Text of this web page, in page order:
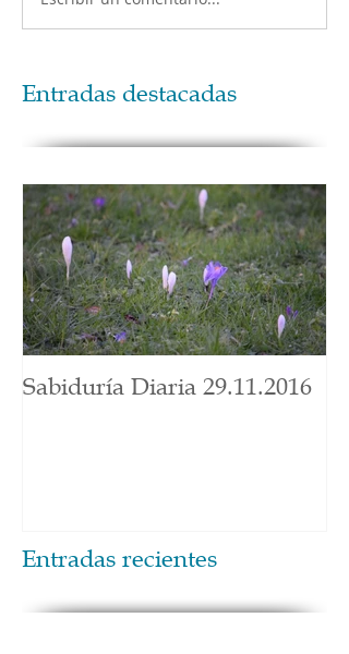
Entradas destacadas
Sabiduría Diaria 29.11.2016
Entradas recientes